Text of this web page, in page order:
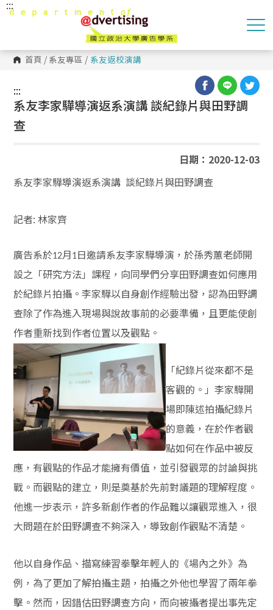
跳
到
內
容
區 首頁 / 系友專區 / 系友返校演講
:::
:::
系友李家驊導演返系演講 談紀錄片與田野調
查
日期：2020-12-03
系友李家驊導演返系演講 談紀錄片與田野調查
記者: 林家齊
廣告系於12月1日邀請系友李家驊導演，於孫秀蕙老師開
設之「研究方法」課程，向同學們分享田野調查如何應用
於紀錄片拍攝。李家驊以自身創作經驗出發，認為田野調
查除了作為進入現場與說故事前的必要準備，且更能使創
作者重新找到作者位置以及觀點。
「紀錄片從來都不是
客觀的。」李家驊開
場即陳述拍攝紀錄片
的意義，在於作者觀
點如何在作品中被反
應，有觀點的作品才能擁有價值，並引發觀眾的討論與挑
戰。而觀點的建立，則是奠基於先前對議題的理解程度。
他進一步表示，許多新創作者的作品難以讓觀眾進入，很
大問題在於田野調查不夠深入，導致創作觀點不清楚。
他以自身作品、描寫練習拳擊年輕人的《場內之外》為
例，為了更加了解拍攝主題，拍攝之外他也學習了兩年拳
擊。然而，因錯估田野調查方向，而向被攝者提出事先定